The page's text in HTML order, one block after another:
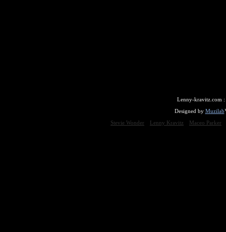
Lenny-kravitz.com :
Designed by Muzilab
Stevie Wonder
Lenny Kravitz Maceo Parker